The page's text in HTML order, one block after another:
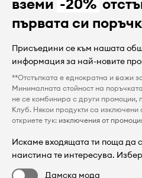
вземи -20%
първата си
Присъедини се към нашата
информация за най-новите
**Отстъпката е еднократна и важи
Минималната стойност на
не се комбинира с други промоции,
Клуб. Някои продукти са
откриете тук: изключения от
Искаме входящата ти поща да
наистина те интересува.
Дамска мода